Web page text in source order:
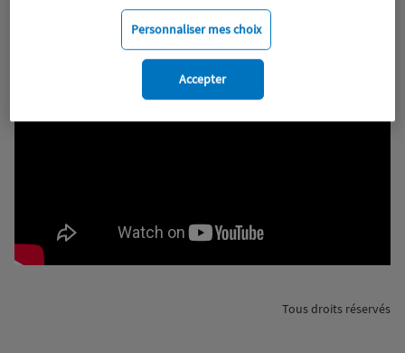
Tous droits réservés
Personnaliser mes choix
Accepter